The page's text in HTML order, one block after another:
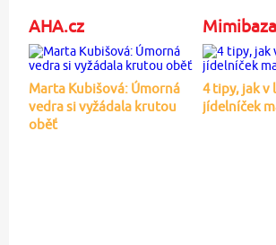
AHA.cz
Marta Kubišová: Úmorná
vedra si vyžádala krutou
oběť
4 tipy, jak v
jídelníček